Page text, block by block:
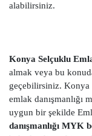
alabilirsiniz.
Konya Selçuklu
almak veya bu
geçebilirsiniz. Konya
emlak danışmanlığı
uygun bir şekilde
danışmanlığı MYK